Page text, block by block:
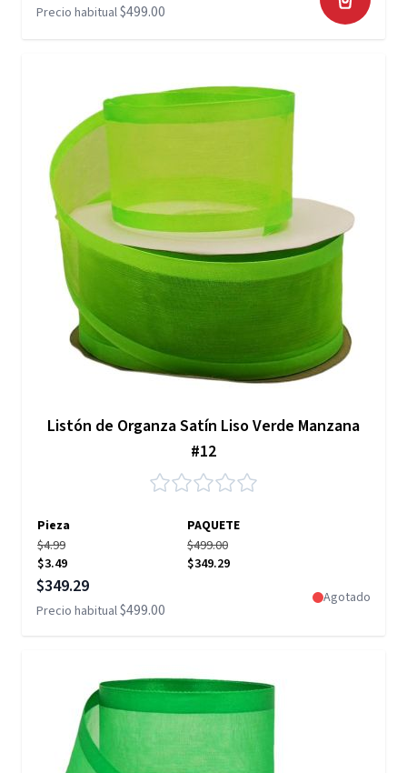
Precio habitual$499.00
Listón de Organza Satín Liso Verde Manzana
#12
Pieza
PAQUETE
$4.99
$3.49
$499.00
$349.29
Precio especial
$349.29
Precio habitual$499.00
Agotado